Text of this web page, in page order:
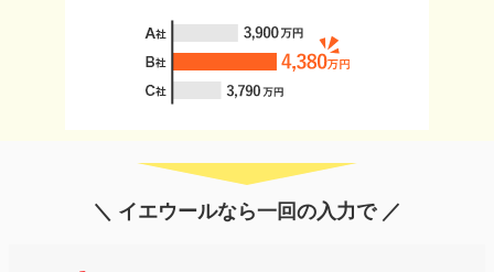
＼ イエウールなら一回の入力で ／